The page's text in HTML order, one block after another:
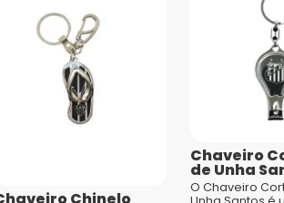
Chinelo
Chaveiro
de Unha
O Chaveiro